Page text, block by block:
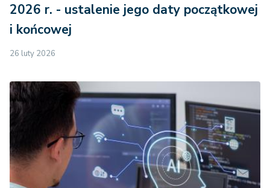
2026 r. - ustalenie jego daty początkowej
i końcowej
26 luty 2026